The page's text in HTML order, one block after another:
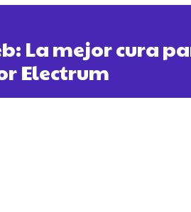
La mejor cura
Electrum